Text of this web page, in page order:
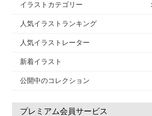
イラストカテゴリー
人気イラストランキング
人気イラストレーター
新着イラスト
公開中のコレクション
プレミアム会員サービス